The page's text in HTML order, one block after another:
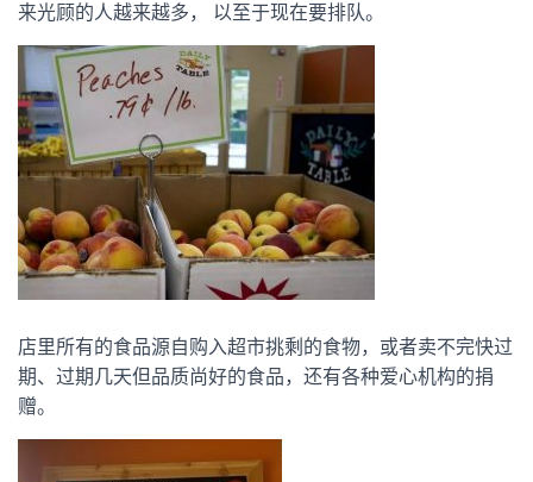
来光顾的人越来越多， 以至于现在要排队。
店里所有的食品源自购入超市挑剩的食物，或者卖不完快过
期、过期几天但品质尚好的食品，还有各种爱心机构的捐
赠。